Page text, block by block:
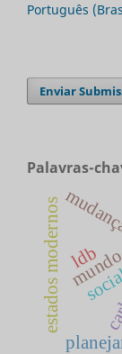
Português
Enviar
Palavras-
estados modernos ldb